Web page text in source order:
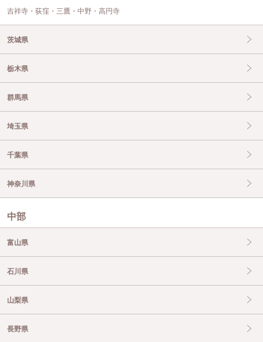
吉祥寺・荻窪・三鷹・中野・高円寺
茨城県
栃木県
群馬県
埼玉県
千葉県
神奈川県
中部
富山県
石川県
山梨県
長野県